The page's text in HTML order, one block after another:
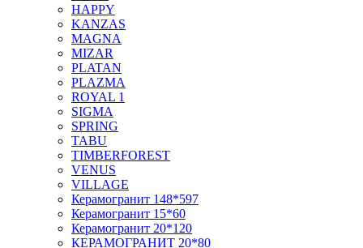
HAPPY
KANZAS
MAGNA
MIZAR
PLATAN
PLAZMA
ROYAL 1
SIGMA
SPRING
TABU
TIMBERFOREST
VENUS
VILLAGE
Керамогранит 148*597
Керамогранит 15*60
Керамогранит 20*120
КЕРАМОГРАНИТ 20*80